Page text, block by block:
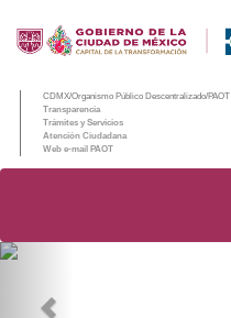
CDMX/Organismo Público Descentralizado/PAOT
Transparencia
Trámites y Servicios
Atención Ciudadana
Web e-mail PAOT